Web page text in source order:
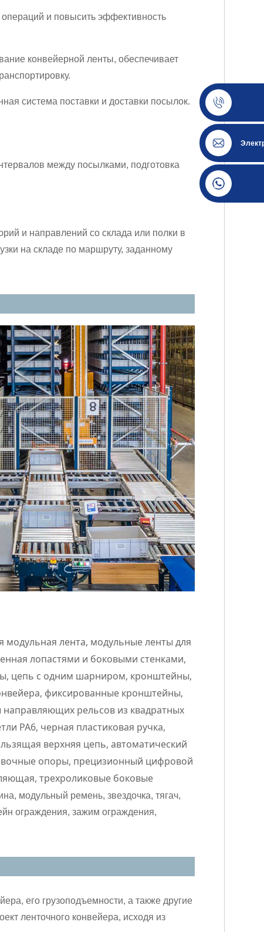
и повысить эффективность
конвейерной ленты, обеспечивает
система поставки и доставки посылок.
между посылками, подготовка
и направлений со склада или полки в
на складе по маршруту, заданному
лента, модульные ленты для
лопастями и боковыми стенками,
цепь с одним шарниром, кронштейны,
фиксированные кронштейны,
рельсов из квадратных
PA6, черная пластиковая ручка,
верхняя цепь, автоматический
опоры, прецизионный цифровой
трехроликовые боковые
модульный ремень, звездочка, тягач,
ограждения, зажим ограждения,
его грузоподъемности, а также другие
ленточного конвейера, исходя из